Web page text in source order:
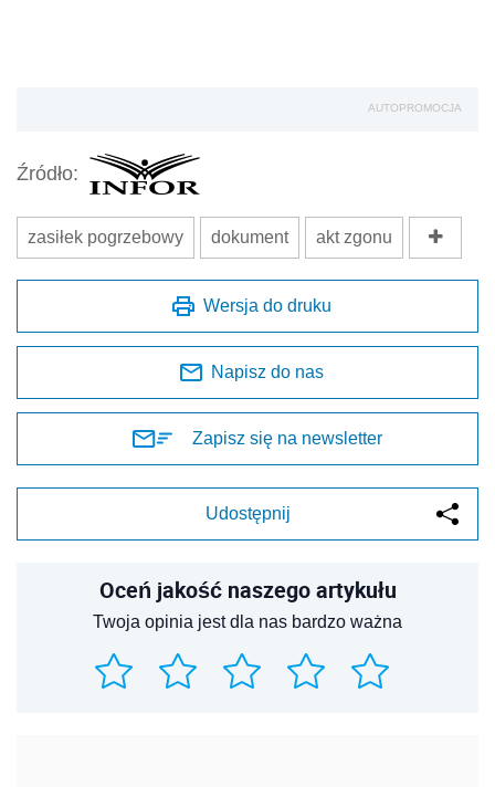
AUTOPROMOCJA
Źródło:
zasiłek pogrzebowy dokument akt zgonu
Wersja do druku
Napisz do nas
Zapisz się na newsletter
Udostępnij
Oceń jakość naszego artykułu
Twoja opinia jest dla nas bardzo ważna